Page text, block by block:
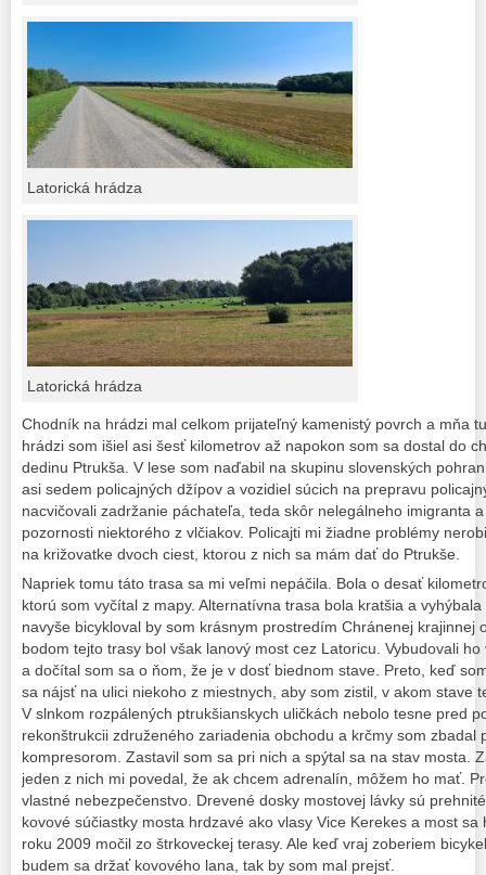
Latorická hrádza
Latorická hrádza
Chodník na hrádzi mal celkom prijateľný kamenistý povrch a mňa
hrádzi som išiel asi šesť kilometrov až napokon som sa dostal do
dedinu Ptrukša. V lese som naďabil na skupinu slovenských
asi sedem policajných džípov a vozidiel súcich na prepravu
nacvičovali zadržanie páchateľa, teda skôr nelegálneho imigranta
pozornosti niektorého z vlčiakov. Policajti mi žiadne problémy
na križovatke dvoch ciest, ktorou z nich sa mám dať do Ptrukše.
Napriek tomu táto trasa sa mi veľmi nepáčila. Bola o desať
ktorú som vyčítal z mapy. Alternatívna trasa bola kratšia a
navyše bicykloval by som krásnym prostredím Chránenej krajinnej
bodom tejto trasy bol však lanový most cez Latoricu. Vybudovali
a dočítal som sa o ňom, že je v dosť biednom stave. Preto, keď
sa nájsť na ulici niekoho z miestnych, aby som zistil, v akom stave
V slnkom rozpálených ptrukšianskych uličkách nebolo tesne pred
rekonštrukcii združeného zariadenia obchodu a krčmy som zbadal
kompresorom. Zastavil som sa pri nich a spýtal sa na stav mosta.
jeden z nich mi povedal, že ak chcem adrenalín, môžem ho mať.
vlastné nebezpečenstvo. Drevené dosky mostovej lávky sú
kovové súčiastky mosta hrdzavé ako vlasy Vice Kerekes a most
roku 2009 močil zo štrkoveckej terasy. Ale keď vraj zoberiem
budem sa držať kovového lana, tak by som mal prejsť.